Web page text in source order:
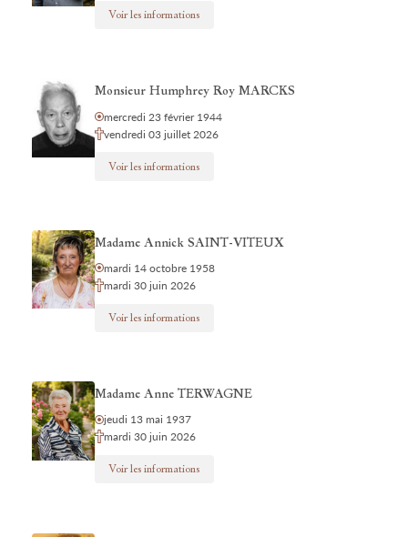
Voir les informations
Monsieur Humphrey Roy MARCKS
mercredi 23 février 1944
vendredi 03 juillet 2026
Voir les informations
Madame Annick SAINT-VITEUX
mardi 14 octobre 1958
mardi 30 juin 2026
Voir les informations
Madame Anne TERWAGNE
jeudi 13 mai 1937
mardi 30 juin 2026
Voir les informations